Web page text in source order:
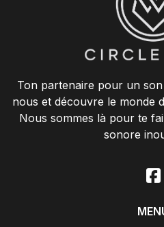
Ton partenaire pour un
nous et découvre le monde
Nous sommes là pour te
sonore